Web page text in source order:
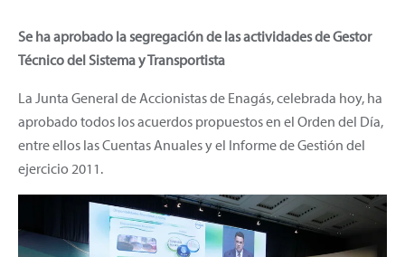
Se ha aprobado la segregación de las actividades de Gestor
Técnico del Sistema y Transportista
La Junta General de Accionistas de Enagás, celebrada hoy, ha
aprobado todos los acuerdos propuestos en el Orden del Día,
entre ellos las Cuentas Anuales y el Informe de Gestión del
ejercicio 2011.